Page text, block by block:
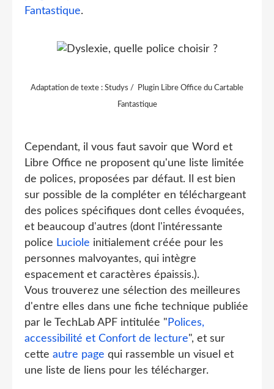
Fantastique.
Adaptation de texte : Studys / Plugin Libre Office du Cartable
Fantastique
Cependant, il vous faut savoir que Word et
Libre Office ne proposent qu'une liste limitée
de polices, proposées par défaut. Il est bien
sur possible de la compléter en téléchargeant
des polices spécifiques dont celles évoquées,
et beaucoup d'autres (dont l'intéressante
police Luciole initialement créée pour les
personnes malvoyantes, qui intègre
espacement et caractères épaissis.).
Vous trouverez une sélection des meilleures
d'entre elles dans une fiche technique publiée
par le TechLab APF intitulée " Polices,
accessibilité et Confort de lecture", et sur
cette autre page qui rassemble un visuel et
une liste de liens pour les télécharger.